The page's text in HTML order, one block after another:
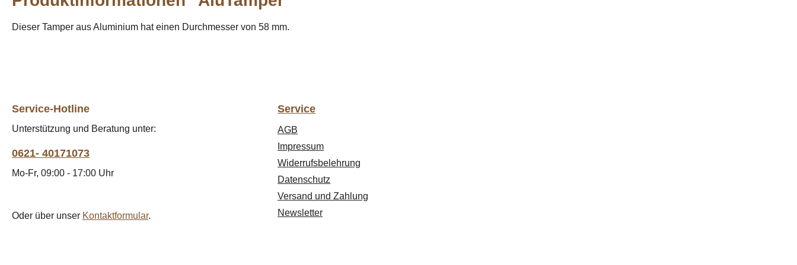
Dieser Tamper aus Aluminium hat einen Durchmesser von 58 mm.
Service-Hotline
Unterstützung und Beratung unter:
0621- 40171073
Mo-Fr, 09:00 - 17:00 Uhr
Oder über unser Kontaktformular.
Service
AGB
Impressum
Widerrufsbelehrung
Datenschutz
Versand und Zahlung
Newsletter